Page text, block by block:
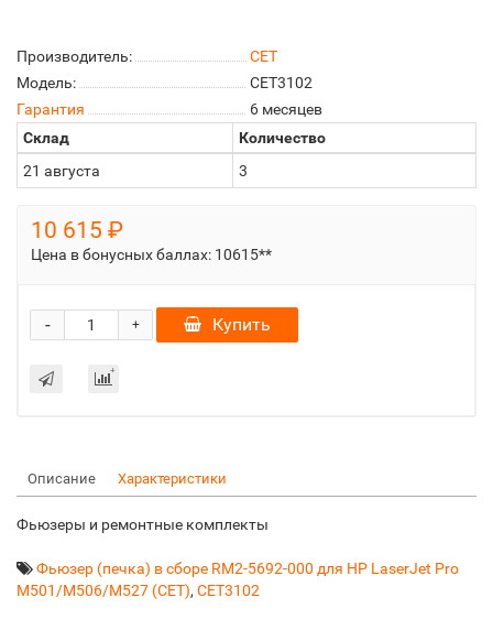
Производитель:
CET
Модель:
CET3102
Гарантия
6 месяцев
Склад
Количество
21 августа
3
10 615 ₽
Цена в бонусных баллах: 10615**
+
- Купить
Описание Характеристики
Фьюзеры и ремонтные комплекты
Фьюзер (печка) в сборе RM2-5692-000 для HP LaserJet Pro
M501/M506/M527 (CET), CET3102